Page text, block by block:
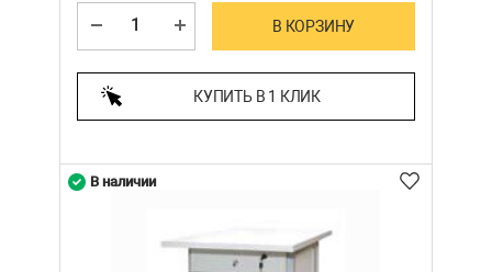
В КОРЗИНУ
КУПИТЬ В 1 КЛИК
В наличии